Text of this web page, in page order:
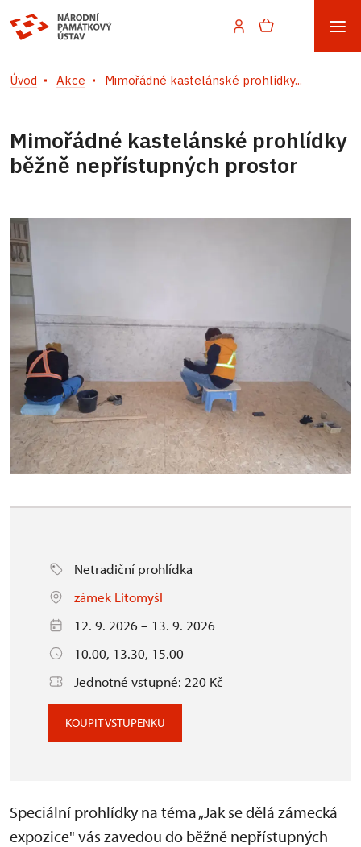
Úvod Akce Mimořádné kastelánské prohlídky...
Mimořádné kastelánské prohlídky
běžně nepřístupných prostor
Netradiční prohlídka
zámek Litomyšl
12. 9. 2026 – 13. 9. 2026
10.00, 13.30, 15.00
Jednotné vstupné: 220 Kč
KOUPIT VSTUPENKU
Speciální prohlídky na téma „Jak se dělá zámecká
expozice" vás zavedou do běžně nepřístupných